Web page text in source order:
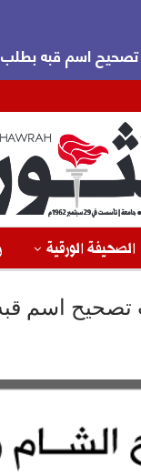
تصحيح اسم قبه بطلب